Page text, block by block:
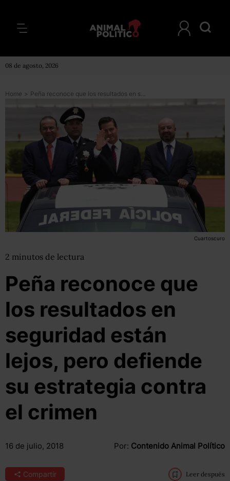
08 de agosto, 2026
Home > Peña reconoce que los resultados en seguridad están lejos, pero defiende su estrategia contra el crimen
Cuartoscuro
2 minutos de lectura
Peña reconoce que
los resultados en
seguridad están
lejos, pero defiende
su estrategia contra
el crimen
16 de julio, 2018 Por: Contenido Animal Político
Compartir Leer después